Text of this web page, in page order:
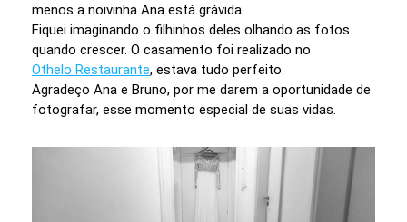
menos a noivinha Ana está grávida.
Fiquei imaginando o filhinhos deles olhando as fotos
quando crescer. O casamento foi realizado no
Othelo Restaurante, estava tudo perfeito.
Agradeço Ana e Bruno, por me darem a oportunidade de
fotografar, esse momento especial de suas vidas.